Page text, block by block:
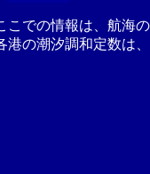
こでの情報は、航海
港の潮汐調和定数は